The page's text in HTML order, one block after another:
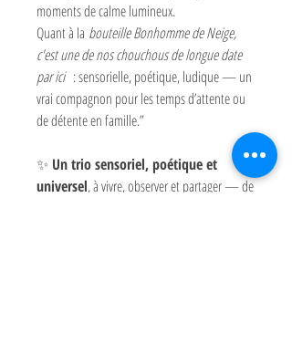
moments de calme lumineux.
Quant à la bouteille Bonhomme de Neige,
c'est une de nos chouchous de longue date
par ici : sensorielle, poétique, ludique — un
vrai compagnon pour les temps d’attente ou
de détente en famille.”
✨ Un trio sensoriel, poétique et
universel, à vivre, observer et partager — de